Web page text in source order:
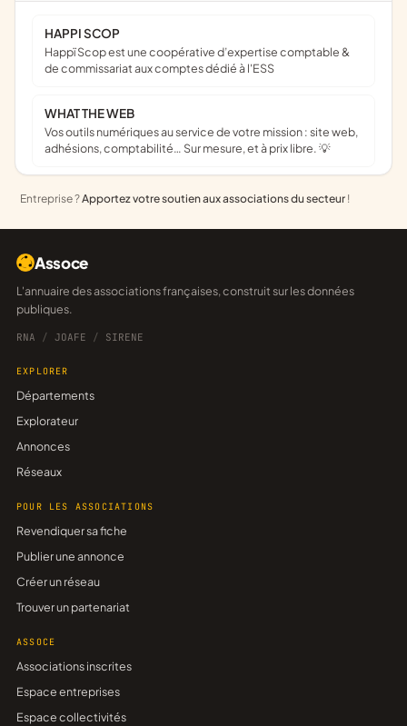
HAPPI SCOP
Happï Scop est une coopérative d’expertise comptable &
de commissariat aux comptes dédié à l'ESS
WHAT THE WEB
Vos outils numériques au service de votre mission : site web,
adhésions, comptabilité… Sur mesure, et à prix libre. 💡
Entreprise ?Apportez votre soutien aux associations du secteur !
Assoce
L'annuaire des associations françaises, construit sur les données
publiques.
RNA / JOAFE / SIRENE
EXPLORER
Départements
Explorateur
Annonces
Réseaux
POUR LES ASSOCIATIONS
Revendiquer sa fiche
Publier une annonce
Créer un réseau
Trouver un partenariat
ASSOCE
Associations inscrites
Espace entreprises
Espace collectivités